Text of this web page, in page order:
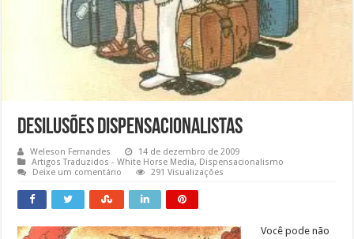
Desilusões Dispensacionalistas
Weleson Fernandes
14 de dezembro de 2009
Artigos Traduzidos - White Horse Media, Dispensacionalismo
Deixe um comentário
291 Visualizações
Você pode não